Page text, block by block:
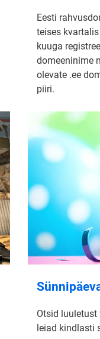
Eesti
teises
kuuga
domeeninime
olevate .ee
piiri.
Otsid luuletust
leiad kindlasti